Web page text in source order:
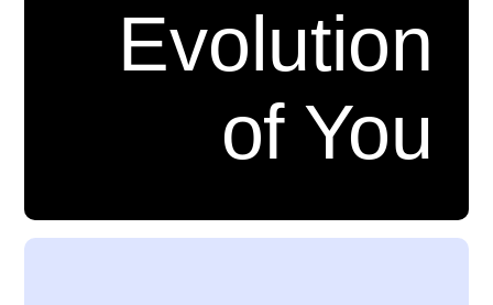
Evolution
of You